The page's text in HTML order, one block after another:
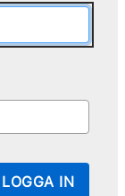
LOGGA IN